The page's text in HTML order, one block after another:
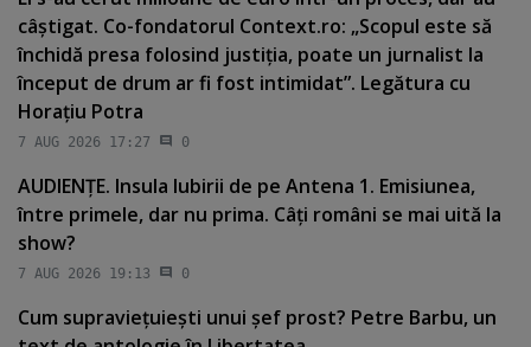
câştigat. Co-fondatorul Context.ro: „Scopul este să
închidă presa folosind justiţia, poate un jurnalist la
început de drum ar fi fost intimidat”. Legătura cu
Horaţiu Potra
7 AUG 2026 17:27 0
AUDIENŢE. Insula Iubirii de pe Antena 1. Emisiunea,
între primele, dar nu prima. Câţi români se mai uită la
show?
7 AUG 2026 19:13 0
Cum supravieţuieşti unui şef prost? Petre Barbu, un